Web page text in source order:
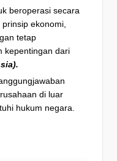
beroperasi secara
ekonomi,
tetap
kepentingan dari
di luar
hukum negara.